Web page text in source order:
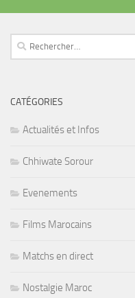
Rechercher :
CATÉGORIES
Actualités et Infos
Chhiwate Sorour
Evenements
Films Marocains
Matchs en direct
Nostalgie Maroc